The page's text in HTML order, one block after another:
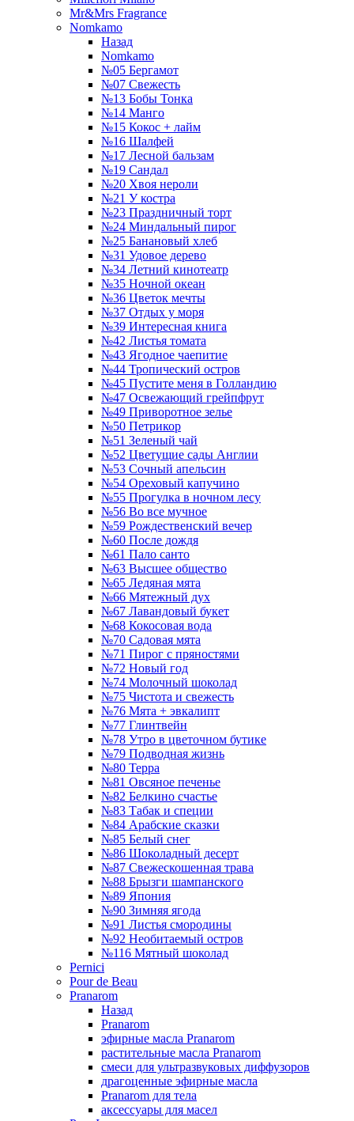
Mr&Mrs Fragrance
Nomkamo
Назад
Nomkamo
№05 Бергамот
№07 Свежесть
№13 Бобы Тонка
№14 Манго
№15 Кокос + лайм
№16 Шалфей
№17 Лесной бальзам
№19 Сандал
№20 Хвоя нероли
№21 У костра
№23 Праздничный торт
№24 Миндальный пирог
№25 Банановый хлеб
№31 Удовое дерево
№34 Летний кинотеатр
№35 Ночной океан
№36 Цветок мечты
№37 Отдых у моря
№39 Интересная книга
№42 Листья томата
№43 Ягодное чаепитие
№44 Тропический остров
№45 Пустите меня в Голландию
№47 Освежающий грейпфрут
№49 Приворотное зелье
№50 Петрикор
№51 Зеленый чай
№52 Цветущие сады Англии
№53 Сочный апельсин
№54 Ореховый капучино
№55 Прогулка в ночном лесу
№56 Во все мучное
№59 Рождественский вечер
№60 После дождя
№61 Пало санто
№63 Высшее общество
№65 Ледяная мята
№66 Мятежный дух
№67 Лавандовый букет
№68 Кокосовая вода
№70 Садовая мята
№71 Пирог с пряностями
№72 Новый год
№74 Молочный шоколад
№75 Чистота и свежесть
№76 Мята + эвкалипт
№77 Глинтвейн
№78 Утро в цветочном бутике
№79 Подводная жизнь
№80 Терра
№81 Овсяное печенье
№82 Белкино счастье
№83 Табак и специи
№84 Арабские сказки
№85 Белый снег
№86 Шоколадный десерт
№87 Свежескошенная трава
№88 Брызги шампанского
№89 Япония
№90 Зимняя ягода
№91 Листья смородины
№92 Необитаемый остров
№116 Мятный шоколад
Pernici
Pour de Beau
Pranarom
Назад
Pranarom
эфирные масла Pranarom
растительные масла Pranarom
смеси для ультразвуковых диффузоров
драгоценные эфирные масла
Pranarom для тела
аксессуары для масел